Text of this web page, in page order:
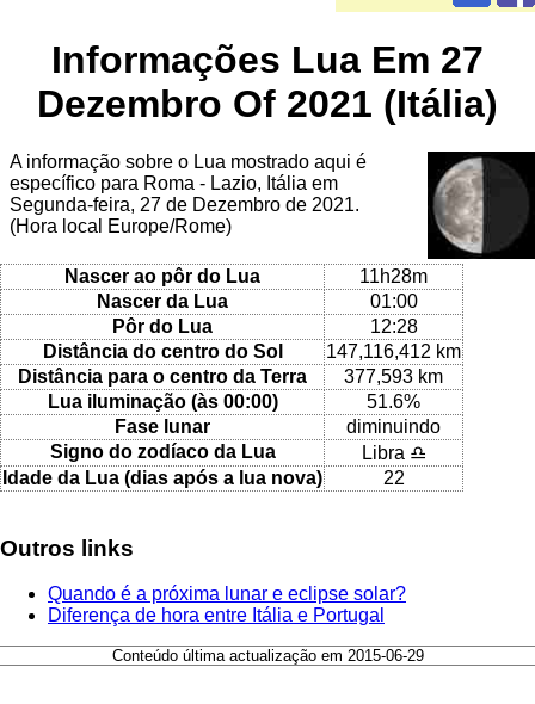
Informações Lua Em 27
Dezembro Of 2021 (Itália)
A informação sobre o Lua mostrado aqui é
específico para Roma - Lazio, Itália em
Segunda-feira, 27 de Dezembro de 2021.
(Hora local Europe/Rome)
Nascer ao pôr do Lua
11h28m
Nascer da Lua
01:00
Pôr do Lua
12:28
Distância do centro do Sol
147,116,412 km
Distância para o centro da Terra
377,593 km
Lua iluminação (às 00:00)
51.6%
Fase lunar
diminuindo
Signo do zodíaco da Lua
Libra ♎
Idade da Lua (dias após a lua nova)
22
Outros links
Quando é a próxima lunar e eclipse solar?
Diferença de hora entre Itália e Portugal
Conteúdo última actualização em 2015-06-29